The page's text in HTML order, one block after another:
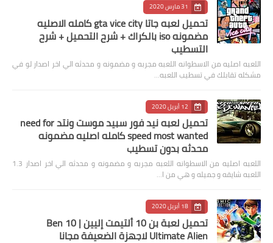
31 مارس 2020
تحميل لعبه جاتا gta vice city كامله الاصليه
مضمونه iso بالكراك + شرح التحميل + شرح
التسطيب
اللعبه اصليه من الاسطوانه اللعبه مجربه و مضمونه و محدثه الي اخر اصدار لو في
مشكله تقابلك في تسطيب اللعبه…
12 أبريل 2020
تحميل لعبه نيد فور سبيد موست ونتد need for
speed most wanted كامله اصليه مضمونه
محدثه بدون تسطيب
اللعبه اصليه من الاسطوانه اللعبه مجربه و مضمونه و محدثه الي اخر اصدار 1.3
اللعبه شايقه و جميله و هي من ا…
18 أبريل 2020
تحميل لعبة بن 10 ألتيمت إليين | Ben 10
Ultimate Alien لاجهزة الضعيفة مجانا